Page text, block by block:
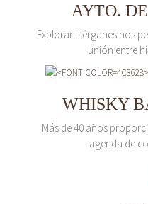
AYTO.
Explorar Liérganes nos
unión entre
WHISKY
Más de 40 años
agenda de